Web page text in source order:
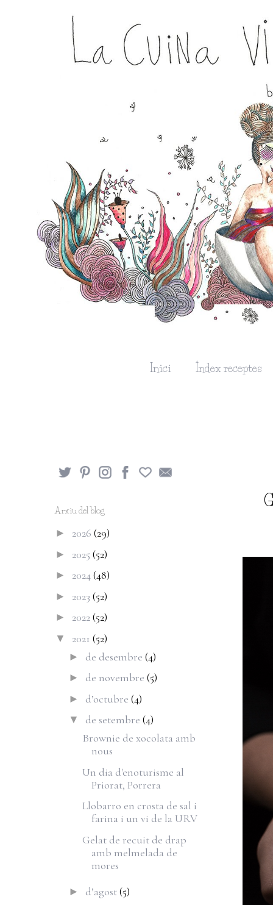
Inici Índex receptes
Arxiu del blog
► 2026 (29)
► 2025 (52)
► 2024(48)
► 2023 (52)
► 2022(52)
▼ 2021 (52)
► de desembre (4)
► de novembre (5)
► d’octubre (4)
▼ de setembre (4)
Brownie de xocolata amb
nous
Un dia d'enoturisme al
Priorat, Porrera
Llobarro en crosta de sal i
farina i un vi de la URV
Gelat de recuit de drap
amb melmelada de
mores
► d’agost(5)